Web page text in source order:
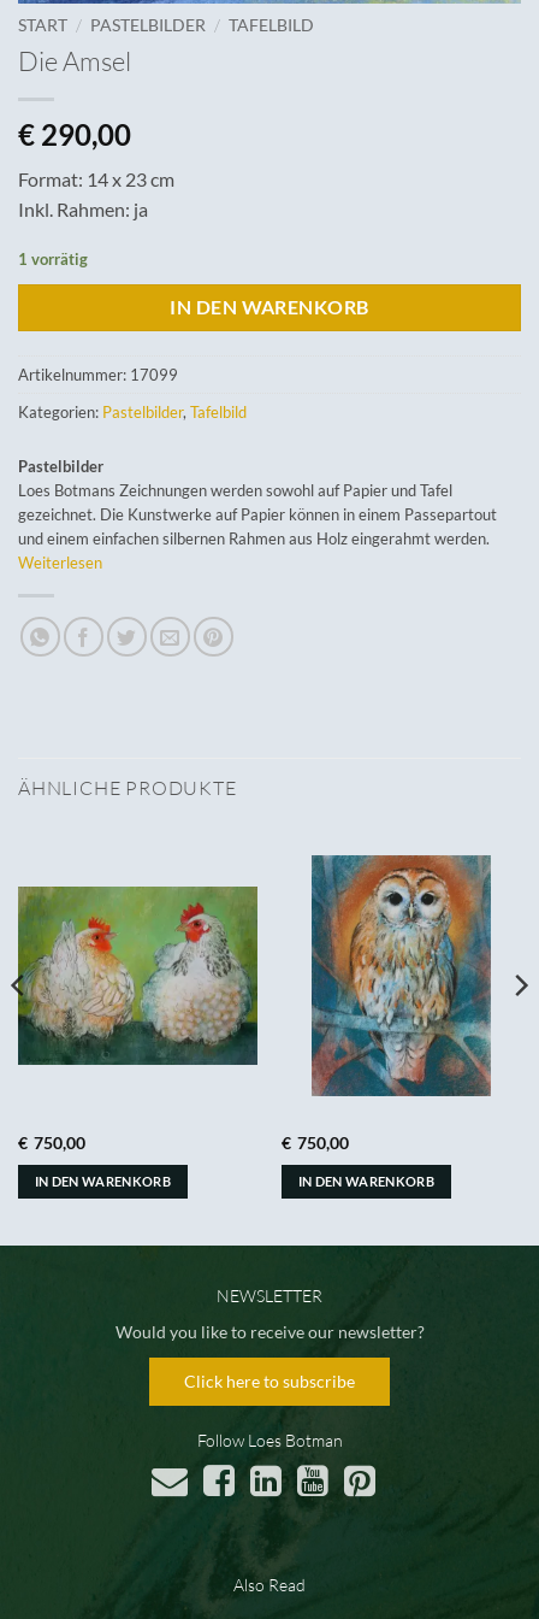
START / PASTELBILDER / TAFELBILD
Die Amsel
€ 290,00
Format: 14 x 23 cm
Inkl. Rahmen: ja
1 vorrätig
IN DEN WARENKORB
Artikelnummer: 17099
Kategorien: Pastelbilder, Tafelbild
Pastelbilder
Loes Botmans Zeichnungen werden sowohl auf Papier und Tafel
gezeichnet. Die Kunstwerke auf Papier können in einem Passepartout
und einem einfachen silbernen Rahmen aus Holz eingerahmt werden.
Weiterlesen
ÄHNLICHE PRODUKTE
€ 750,00
IN DEN WARENKORB
€ 750,00
IN DEN WARENKORB
NEWSLETTER
Would you like to receive our newsletter?
Click here to subscribe
Follow Loes Botman
Also Read